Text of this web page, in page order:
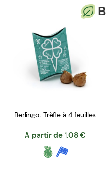
B
Berlingot Trèfle à 4 feuilles
A partir de 1.08 €